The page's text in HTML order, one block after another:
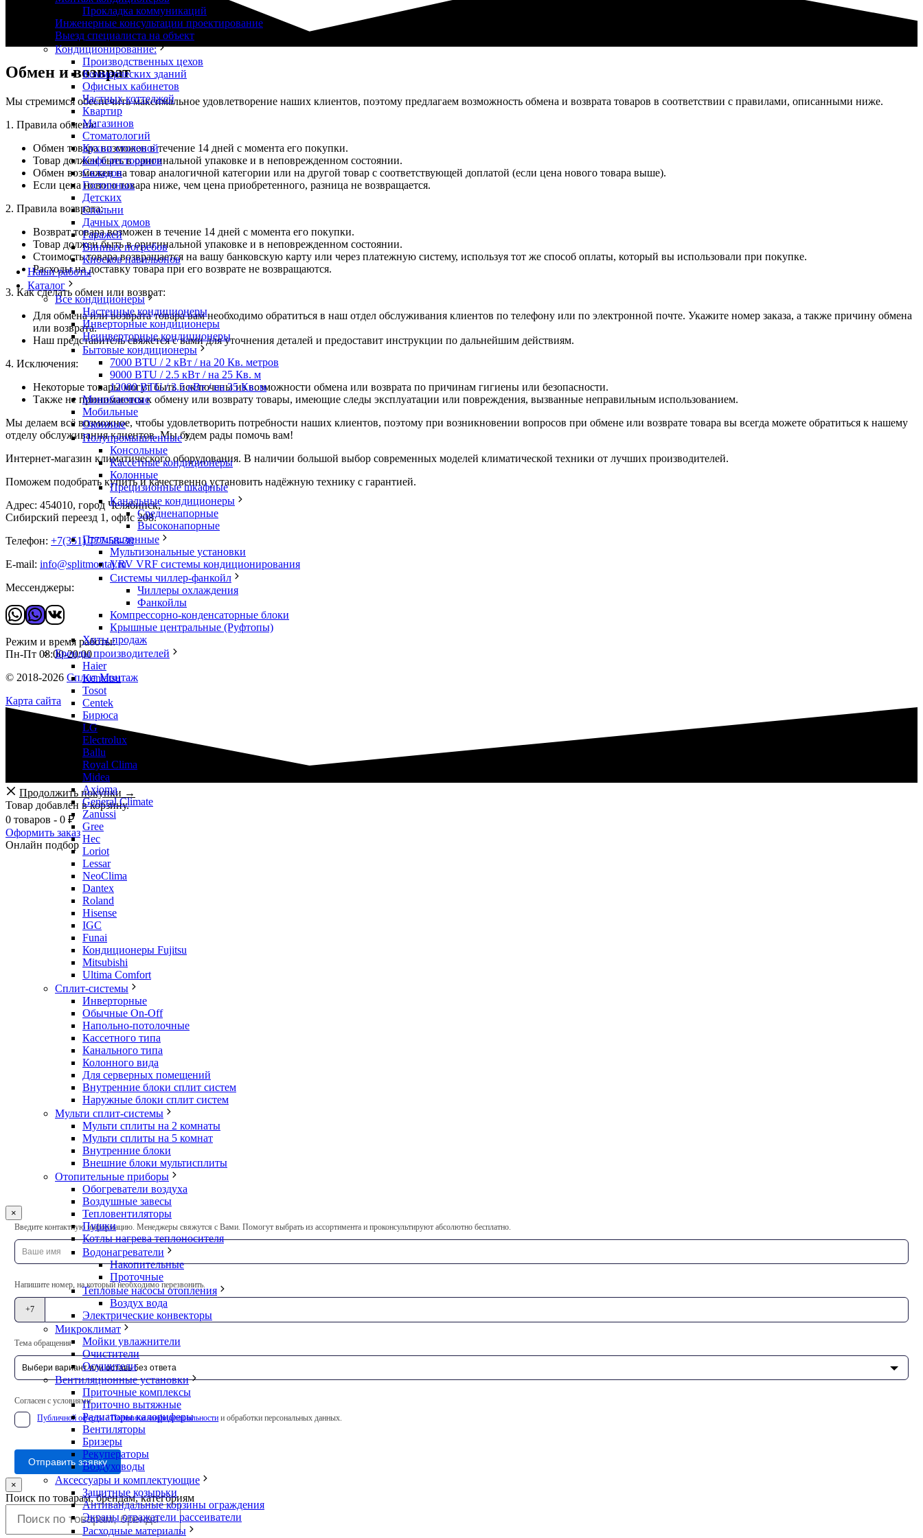
Прокладка коммуникаций
Инженерные консультации проектирование
Выезд специалиста на объект
Кондиционирование:
Производственных цехов
Коммерческих зданий
Офисных кабинетов
Частных коттеджей
Квартир
Магазинов
Стоматологий
Кухни столовой
Кафе ресторанов
Складов
Гостинных
Детских
Спальни
Дачных домов
Гаражей
Винных погребов
Киосков павильонов
Наши работы
Каталог
Все кондиционеры
Настенные кондиционеры
Инверторные кондиционеры
Неинверторные кондиционеры
Бытовые кондиционеры
7000 BTU / 2 кВт / на 20 Кв. метров
9000 BTU / 2.5 кВт / на 25 Кв. м
12000 BTU / 3.5 кВт / на 35 Кв. м
Моноблочные
Мобильные
Оконные
Полупромышленные
Консольные
Кассетные кондиционеры
Колонные
Прецизионные шкафные
Канальные кондиционеры
Средненапорные
Высоконапорные
Промышленные
Мультизональные установки
VRV VRF системы кондиционирования
Системы чиллер-фанкойл
Чиллеры охлаждения
Фанкойлы
Компрессорно-конденсаторные блоки
Крышные центральные (Руфтопы)
Хиты продаж
Бренды производителей
Haier
Kentatsu
Tosot
Centek
Бирюса
LG
Electrolux
Ballu
Royal Clima
Midea
Axioma
General Climate
Zanussi
Gree
Hec
Loriot
Lessar
NeoClima
Dantex
Roland
Hisense
IGC
Funai
Кондиционеры Fujitsu
Mitsubishi
Ultima Comfort
Сплит-системы
Инверторные
Обычные On-Off
Напольно-потолочные
Кассетного типа
Канального типа
Колонного вида
Для серверных помещений
Внутренние блоки сплит систем
Наружные блоки сплит систем
Мульти сплит-системы
Мульти сплиты на 2 комнаты
Мульти сплиты на 5 комнат
Внутренние блоки
Внешние блоки мультисплиты
Отопительные приборы
Обогреватели воздуха
Воздушные завесы
Тепловентиляторы
Пушки
Котлы нагрева теплоносителя
Водонагреватели
Накопительные
Проточные
Тепловые насосы отопления
Воздух вода
Электрические конвекторы
Микроклимат
Мойки увлажнители
Очистители
Осушители
Вентиляционные установки
Приточные комплексы
Приточно вытяжные
Радиаторы калориферы
Вентиляторы
Бризеры
Рекуператоры
Воздуховоды
Аксессуары и комплектующие
Защитные козырьки
Антивандальные корзины ограждения
Экраны отражатели рассеиватели
Расходные материалы
Обмен и возврат
Мы стремимся обеспечить максимальное удовлетворение наших клиентов, поэтому предлагаем возможность обмена и возврата товаров в соответствии с правилами, описанными ниже.
1. Правила обмена:
Обмен товара возможен в течение 14 дней с момента его покупки.
Товар должен быть в оригинальной упаковке и в неповрежденном состоянии.
Обмен возможен на товар аналогичной категории или на другой товар с соответствующей доплатой (если цена нового товара выше).
Если цена нового товара ниже, чем цена приобретенного, разница не возвращается.
2. Правила возврата:
Возврат товара возможен в течение 14 дней с момента его покупки.
Товар должен быть в оригинальной упаковке и в неповрежденном состоянии.
Стоимость товара возвращается на вашу банковскую карту или через платежную систему, используя тот же способ оплаты, который вы использовали при покупке.
Расходы на доставку товара при его возврате не возвращаются.
3. Как сделать обмен или возврат:
Для обмена или возврата товара вам необходимо обратиться в наш отдел обслуживания клиентов по телефону или по электронной почте. Укажите номер заказа, а также причину обмена
или возврата.
Наш представитель свяжется с вами для уточнения деталей и предоставит инструкции по дальнейшим действиям.
4. Исключения:
Некоторые товары могут быть исключены из возможности обмена или возврата по причинам гигиены или безопасности.
Также не принимаются к обмену или возврату товары, имеющие следы эксплуатации или повреждения, вызванные неправильным использованием.
Мы делаем всё возможное, чтобы удовлетворить потребности наших клиентов, поэтому при возникновении вопросов при обмене или возврате товара вы всегда можете обратиться к нашему
отделу обслуживания клиентов. Мы будем рады помочь вам!
Интернет-магазин климатического оборудования. В наличии большой выбор современных моделей климатической техники от лучших производителей.
Поможем подобрать купить и качественно установить надёжную технику с гарантией.
Адрес: 454010, город Челябинск,
Сибирский переезд 1, офис 208.
Телефон: +7(351) 777-58-30
E-mail: info@splitmontaj.ru
Мессенджеры:
WhatsApp
ViderВКонтакте
Режим и время работы:
Пн-Пт 08:00-20:00
© 2018-2026 Сплит Монтаж
Карта сайта
Продолжить покупки →
Товар добавлен в корзину.
0 товаров - 0 ₽
Оформить заказ
Онлайн подбор
×
Оставьте
это
поле
пустым
Введите контактную информацию. Менеджеры свяжутся с Вами. Помогут выбрать из ассортимента и проконсультируют абсолютно бесплатно.
Напишите номер, на который необходимо перезвонить.
+7
Тема обращения
Согласен с условиями:
Публичной оферты/Политики конфиденциальности и обработки персональных данных.
Отправить заявку
×
Поиск по товарам, брендам, категориям